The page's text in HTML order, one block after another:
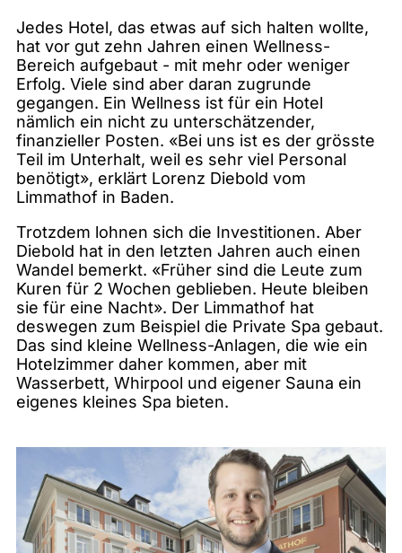
Jedes Hotel, das etwas auf sich halten wollte,
hat vor gut zehn Jahren einen Wellness-
Bereich aufgebaut - mit mehr oder weniger
Erfolg. Viele sind aber daran zugrunde
gegangen. Ein Wellness ist für ein Hotel
nämlich ein nicht zu unterschätzender,
finanzieller Posten. «Bei uns ist es der grösste
Teil im Unterhalt, weil es sehr viel Personal
benötigt», erklärt Lorenz Diebold vom
Limmathof in Baden.
Trotzdem lohnen sich die Investitionen. Aber
Diebold hat in den letzten Jahren auch einen
Wandel bemerkt. «Früher sind die Leute zum
Kuren für 2 Wochen geblieben. Heute bleiben
sie für eine Nacht». Der Limmathof hat
deswegen zum Beispiel die Private Spa gebaut.
Das sind kleine Wellness-Anlagen, die wie ein
Hotelzimmer daher kommen, aber mit
Wasserbett, Whirpool und eigener Sauna ein
eigenes kleines Spa bieten.